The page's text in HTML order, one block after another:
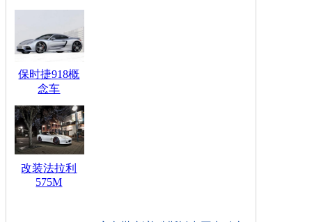
保时捷918概
念车
改装法拉利
575M